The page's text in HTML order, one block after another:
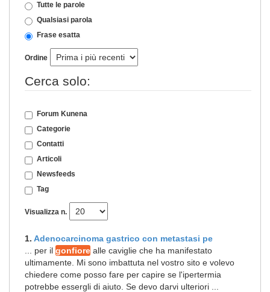
Tutte le parole
Qualsiasi parola
Frase esatta
Ordine
Cerca solo:
Forum Kunena
Categorie
Contatti
Articoli
Newsfeeds
Tag
Visualizza n.
1. Adenocarcinoma gastrico con metastasi pe
... per il gonfiore alle caviglie che ha manifestato
ultimamente. Mi sono imbattuta nel vostro sito e volevo
chiedere come posso fare per capire se l'ipertermia
potrebbe essergli di aiuto. Se devo darvi ulteriori ...